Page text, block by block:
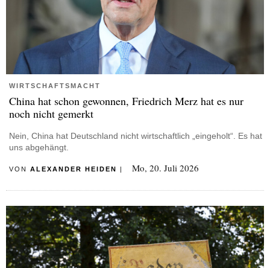
WIRTSCHAFTSMACHT
China hat schon gewonnen, Friedrich Merz hat es nur
noch nicht gemerkt
Nein, China hat Deutschland nicht wirtschaftlich „eingeholt“. Es hat
uns abgehängt.
VON ALEXANDER HEIDEN | Mo, 20. Juli 2026